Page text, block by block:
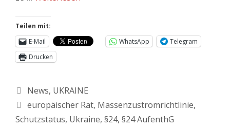
Teilen mit:
E-Mail
WhatsApp
Telegram
Drucken
News, UKRAINE
europäischer Rat, Massenzustromrichtlinie,
Schutzstatus, Ukraine, §24, §24 AufenthG